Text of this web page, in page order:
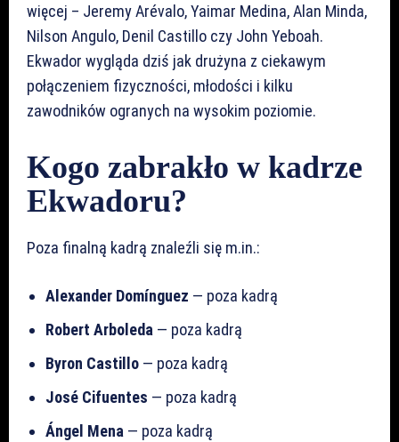
więcej – Jeremy Arévalo, Yaimar Medina, Alan Minda,
Nilson Angulo, Denil Castillo czy John Yeboah.
Ekwador wygląda dziś jak drużyna z ciekawym
połączeniem fizyczności, młodości i kilku
zawodników ogranych na wysokim poziomie.
Kogo zabrakło w kadrze
Ekwadoru?
Poza finalną kadrą znaleźli się m.in.:
Alexander Domínguez — poza kadrą
Robert Arboleda — poza kadrą
Byron Castillo — poza kadrą
José Cifuentes — poza kadrą
Ángel Mena — poza kadrą